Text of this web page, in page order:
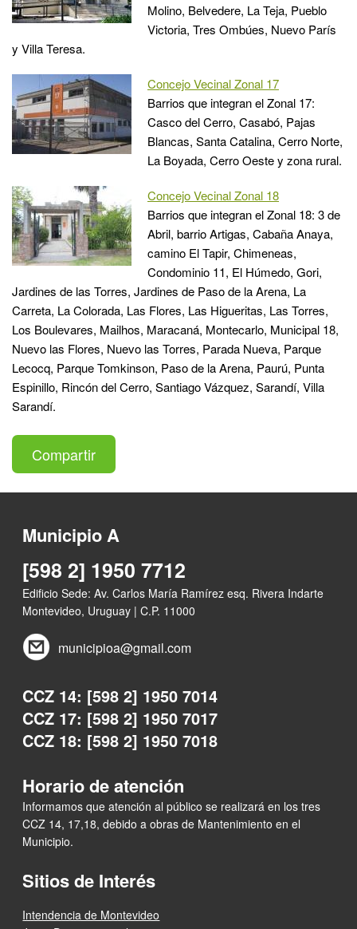
Molino, Belvedere, La Teja, Pueblo
Victoria, Tres Ombúes, Nuevo París
y Villa Teresa.
Concejo Vecinal Zonal 17
Barrios que integran el Zonal 17:
Casco del Cerro, Casabó, Pajas
Blancas, Santa Catalina, Cerro Norte,
La Boyada, Cerro Oeste y zona rural.
Concejo Vecinal Zonal 18
Barrios que integran el Zonal 18: 3 de
Abril, barrio Artigas, Cabaña Anaya,
camino El Tapir, Chimeneas,
Condominio 11, El Húmedo, Gori,
Jardines de las Torres, Jardines de Paso de la Arena, La
Carreta, La Colorada, Las Flores, Las Higueritas, Las Torres,
Los Boulevares, Mailhos, Maracaná, Montecarlo, Municipal 18,
Nuevo las Flores, Nuevo las Torres, Parada Nueva, Parque
Lecocq, Parque Tomkinson, Paso de la Arena, Paurú, Punta
Espinillo, Rincón del Cerro, Santiago Vázquez, Sarandí, Villa
Sarandí.
Compartir
Municipio A
[598 2] 1950 7712
Edificio Sede: Av. Carlos María Ramírez esq. Rivera Indarte
Montevideo, Uruguay | C.P. 11000
municipioa@gmail.com
CCZ 14: [598 2] 1950 7014
CCZ 17: [598 2] 1950 7017
CCZ 18: [598 2] 1950 7018
Horario de atención
Informamos que atención al público se realizará en los tres
CCZ 14, 17,18, debido a obras de Mantenimiento en el
Municipio.
Sitios de Interés
Intendencia de Montevideo